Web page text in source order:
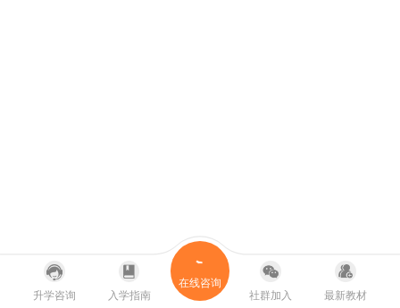
升学咨询 入学指南
在线咨询
社群加入
最新教材